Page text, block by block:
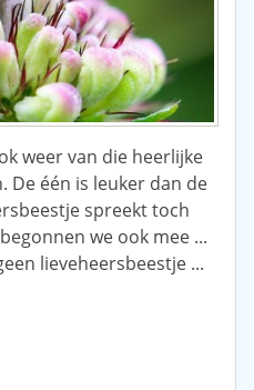
weer van die heerlijke
De één is leuker dan de
spreekt toch
we ook mee ...
lieveheersbeestje ...